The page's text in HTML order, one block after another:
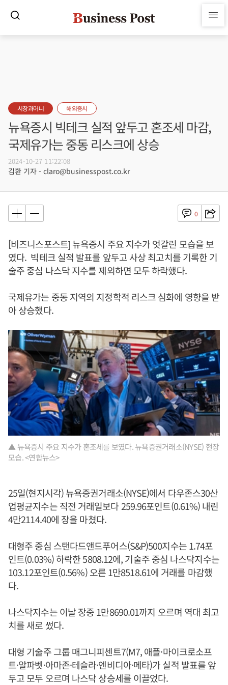
시장과머니 해외증시
뉴욕증시 빅테크 실적 앞두고 혼조세 마감,
국제유가는 중동 리스크에 상승
2024-10-27 11:22:08
김환 기자 - claro@businesspost.co.kr
0
[비즈니스포스트] 뉴욕증시 주요 지수가 엇갈린 모습을 보
였다. 빅테크 실적 발표를 앞두고 사상 최고치를 기록한 기
술주 중심 나스닥 지수를 제외하면 모두 하락했다.
국제유가는 중동 지역의 지정학적 리스크 심화에 영향을 받
아 상승했다.
▲ 뉴욕증시 주요 지수가 혼조세를 보였다. 뉴욕증권거래소(NYSE) 현장
모습. <연합뉴스>
25일(현지시각) 뉴욕증권거래소(NYSE)에서 다우존스30산
업평균지수는 직전 거래일보다 259.96포인트(0.61%) 내린
4만2114.40에 장을 마쳤다.
대형주 중심 스탠다드앤드푸어스(S&P)500지수는 1.74포
인트(0.03%) 하락한 5808.12에, 기술주 중심 나스닥지수는
103.12포인트(0.56%) 오른 1만8518.61에 거래를 마감했
다.
나스닥지수는 이날 장중 1만8690.01까지 오르며 역대 최고
치를 새로 썼다.
대형 기술주 그룹 매그니피센트7(M7, 애플·마이크로소프
트·알파벳·아마존·테슬라·엔비디아·메타)가 실적 발표를 앞
두고 모두 오르며 나스닥 상승세를 이끌었다.